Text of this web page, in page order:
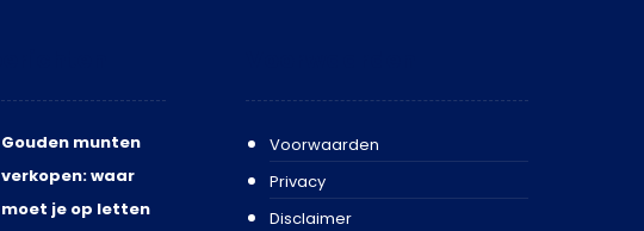
Gouden munten
verkopen: waar
moet je op letten
Voorwaarden
Privacy
Disclaimer